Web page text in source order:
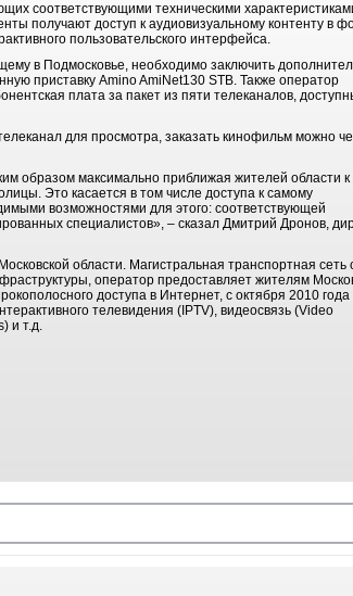
соответствующими техническими
получают доступ к аудиовизуальному контенту в
пользовательского интерфейса.
в Подмосковье, необходимо заключить
приставку Amino AmiNet130 STB. Также оператор
плата за пакет из пяти телеканалов,
для просмотра, заказать кинофильм можно
образом максимально приближая жителей области
Это касается в том числе доступа к самому
возможностями для этого: соответствующей
специалистов», – сказал Дмитрий Дронов,
области. Магистральная транспортная сеть
оператор предоставляет жителям
доступа в Интернет, с октября 2010 года
телевидения (IPTV), видеосвязь (Video
и т.д.